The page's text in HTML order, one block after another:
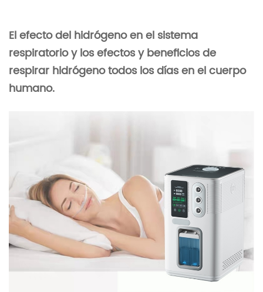
El efecto del hidrógeno en el sistema
respiratorio y los efectos y beneficios de
respirar hidrógeno todos los días en el cuerpo
humano.